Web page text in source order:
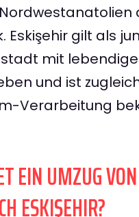
Eskişehir gilt als
mit
und ist
Verarbeitung
EIN UMZUG VON
ESKIŞEHIR?